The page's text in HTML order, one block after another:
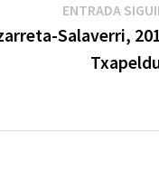
ENTRADA
Salaverri,